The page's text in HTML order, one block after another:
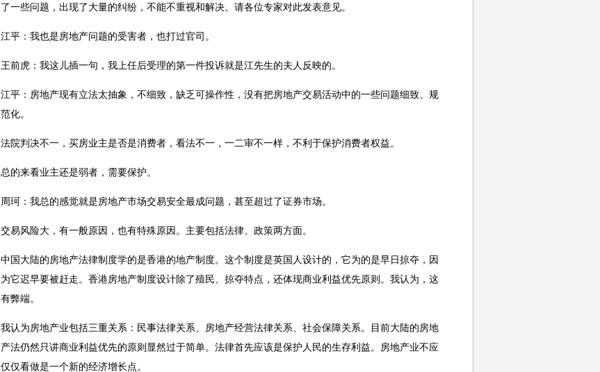
了一些问题，出现了大量的纠纷，不能不重视和解决。请各位专家对此发表意见。
江平：我也是房地产问题的受害者，也打过官司。
王前虎：我这儿插一句，我上任后受理的第一件投诉就是江先生的夫人反映的。
江平：房地产现有立法太抽象，不细致，缺乏可操作性，没有把房地产交易活动中的一些问题细致、规
范化。
法院判决不一，买房业主是否是消费者，看法不一，一二审不一样，不利于保护消费者权益。
总的来看业主还是弱者，需要保护。
周珂：我总的感觉就是房地产市场交易安全最成问题，甚至超过了证券市场。
交易风险大，有一般原因，也有特殊原因。主要包括法律、政策两方面。
中国大陆的房地产法律制度学的是香港的地产制度。这个制度是英国人设计的，它为的是早日掠夺，因
为它迟早要被赶走。香港房地产制度设计除了殖民、掠夺特点，还体现商业利益优先原则。我认为，这
有弊端。
我认为房地产业包括三重关系：民事法律关系、房地产经营法律关系、社会保障关系。目前大陆的房地
产法仍然只讲商业利益优先的原则显然过于简单。法律首先应该是保护人民的生存利益。房地产业不应
仅仅看做是一个新的经济增长点。